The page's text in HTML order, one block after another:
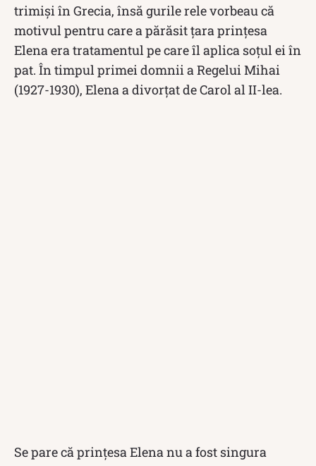
trimişi în Grecia, însă gurile rele vorbeau că
motivul pentru care a părăsit ţara prinţesa
Elena era tratamentul pe care îl aplica soţul ei în
pat. În timpul primei domnii a Regelui Mihai
(1927-1930), Elena a divorțat de Carol al II-lea.
Se pare că prințesa Elena nu a fost singura